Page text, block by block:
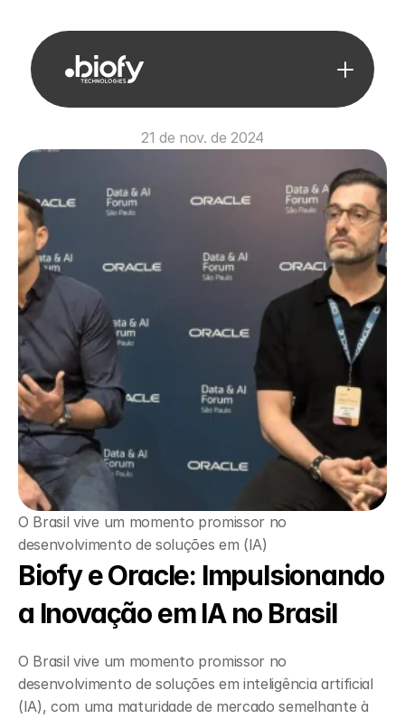
21 de nov. de 2024
O Brasil vive um momento promissor no
desenvolvimento de soluções em (IA)
Biofy e Oracle: Impulsionando
a Inovação em IA no Brasil
O Brasil vive um momento promissor no
desenvolvimento de soluções em inteligência artificial
(IA), com uma maturidade de mercado semelhante à